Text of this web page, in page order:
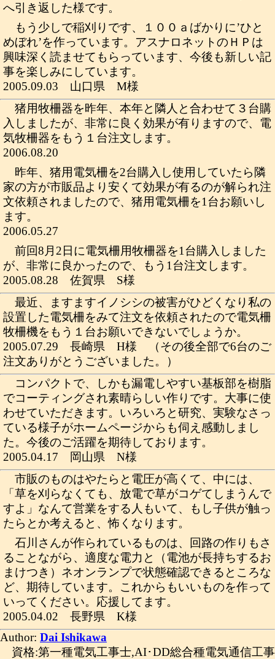
へ引き返した様です。
もう少しで稲刈りです、１００ａばかりに’ひと
めぼれ’を作っています。アスナロネットのＨＰは
興味深く読ませてもらっています、今後も新しい記
事を楽しみにしています。
2005.09.03 山口県 M様
猪用牧柵器を昨年、本年と隣人と合わせて３台購
入しましたが、非常に良く効果が有りますので、電
気牧柵器をもう１台注文します。
2006.08.20
昨年、猪用電気柵を2台購入し使用していたら隣
家の方が市販品より安くて効果が有るのが解られ注
文依頼されましたので、猪用電気柵を1台お願いし
ます。
2006.05.27
前回8月2日に電気柵用牧柵器を1台購入しました
が、非常に良かったので、もう1台注文します。
2005.08.28 佐賀県 S様
最近、ますますイノシシの被害がひどくなり私の
設置した電気柵をみて注文を依頼されたので電気柵
牧柵機をもう１台お願いできないでしょうか。
2005.07.29 長崎県 H様 （その後全部で6台のご
注文ありがとうございました。）
コンパクトで、しかも漏電しやすい基板部を樹脂
でコーティングされ素晴らしい作りです。大事に使
わせていただきます。いろいろと研究、実験なさっ
ている様子がホームページからも伺え感動しまし
た。今後のご活躍を期待しております。
2005.04.17 岡山県 N様
市販のものはやたらと電圧が高くて、中には、
「草を刈らなくても、放電で草がコゲてしまうんで
すよ」なんて営業をする人もいて、もし子供が触っ
たらとか考えると、怖くなります。
石川さんが作られているものは、回路の作りもさ
ることながら、適度な電力と（電池が長持ちするお
まけつき）ネオンランプで状態確認できるところな
ど、期待しています。これからもいいものを作って
いってください。応援してます。
2005.04.02 長野県 K様
Author: Dai Ishikawa
資格:第一種電気工事士,AI･DD総合種電気通信工事